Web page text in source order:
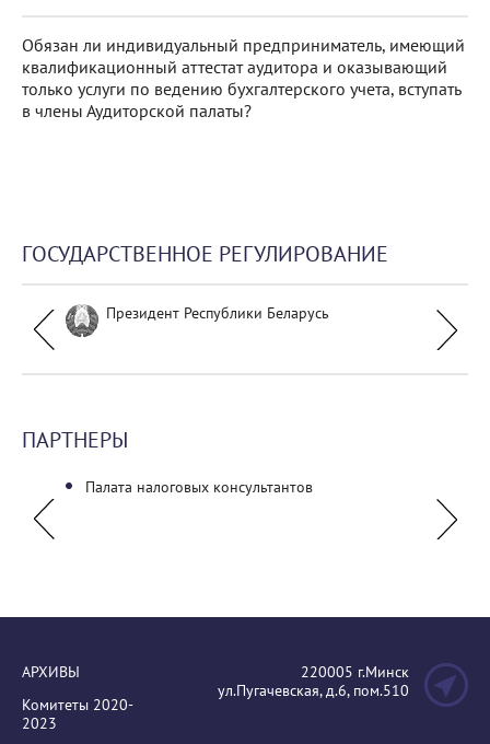
Обязан ли индивидуальный предприниматель, имеющий
квалификационный аттестат аудитора и оказывающий
только услуги по ведению бухгалтерского учета, вступать
в члены Аудиторской палаты?
ГОСУДАРСТВЕННОЕ РЕГУЛИРОВАНИЕ
Президент Республики Беларусь
ПАРТНЕРЫ
Палата налоговых консультантов
АРХИВЫ
Комитеты 2020-
2023
220005 г.Минск
ул.Пугачевская, д.6, пом.510